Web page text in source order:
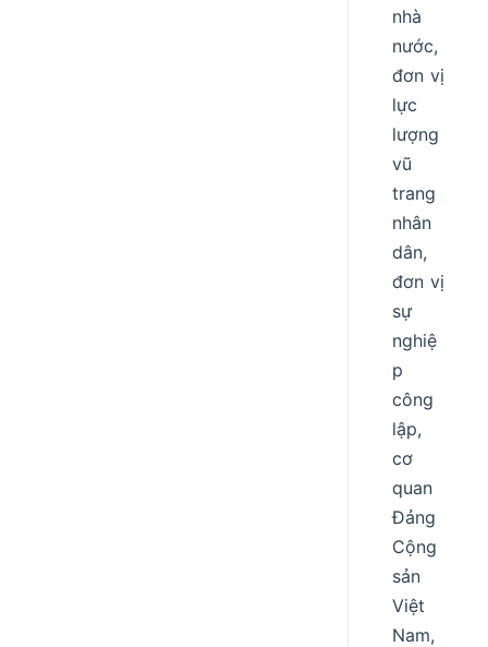
nhà
nước,
đơn vị
lực
lượng
vũ
trang
nhân
dân,
đơn vị
sự
nghiệ
p
công
lập,
cơ
quan
Đảng
Cộng
sản
Việt
Nam,